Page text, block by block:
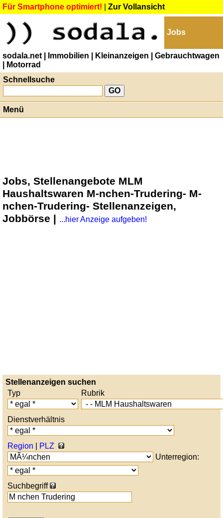
Für Smartphone optimiert! Zur Vollansicht
Jobs
sodala.net | Immobilien | Kleinanzeigen
| Gebrauchtwagen
| Motorrad
Schnellsuche
Menü
Jobs, Stellenangebote MLM
Haushaltswaren M-nchen-Trudering- M-
nchen-Trudering- Stellenanzeigen,
Jobbörse | ...hier Anzeige aufgeben!
Stellenanzeigen suchen
Typ
Rubrik
Dienstverhältnis
Region
PLZ
Unterregion:
Suchbegriff